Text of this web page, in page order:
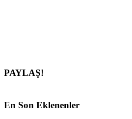
PAYLAŞ!
En Son Eklenenler